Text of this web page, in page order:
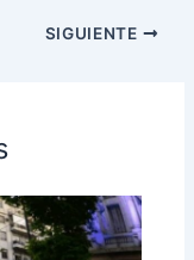
SIGUIENTE